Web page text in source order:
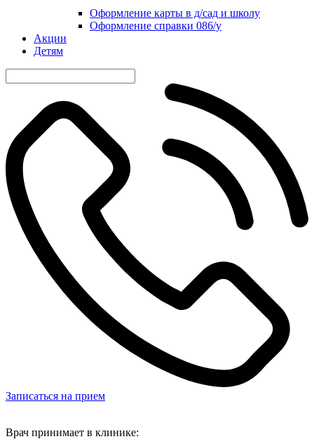
Оформление карты в д/сад и школу
Оформление справки 086/у
Акции
Детям
Записаться на прием
Врач принимает в клинике: